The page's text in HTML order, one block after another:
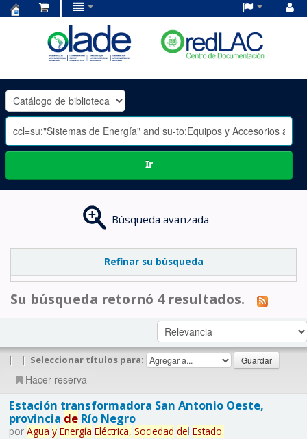
OLADE
-
Ir
Búsqueda avanzada
Refinar su búsqueda
Su búsqueda retornó 4 resultados.
| | Seleccionar títulos para:
Hacer reserva
Estación transformadora San Antonio Oeste,
provincia deRío Negro
por Agua y Energía Eléctrica, Sociedad del Estado.